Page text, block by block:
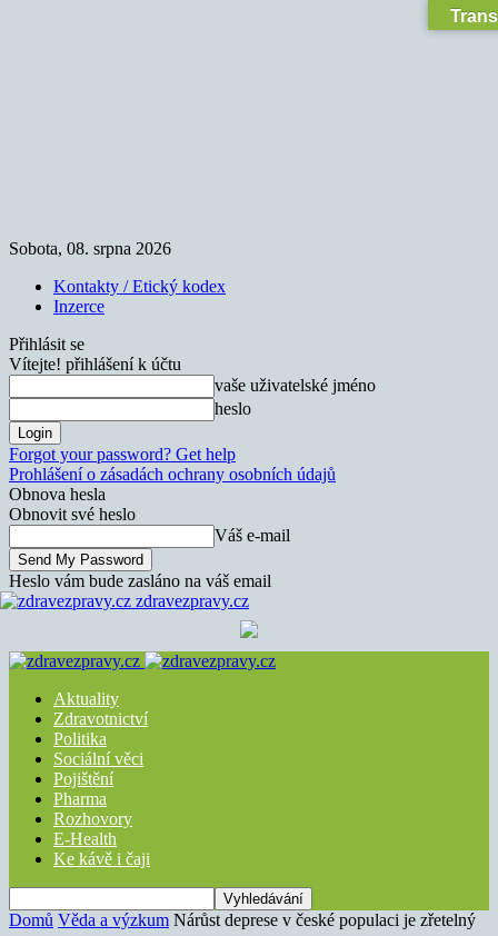
Sobota, 08. srpna 2026
Kontakty / Etický kodex
Inzerce
Přihlásit se
Vítejte! přihlášení k účtu
vaše uživatelské jméno
heslo
Forgot your password? Get help
Prohlášení o zásadách ochrany osobních údajů
Obnova hesla
Obnovit své heslo
Váš e-mail
Heslo vám bude zasláno na váš email
zdravezpravy.cz
Aktuality
Zdravotnictví
Politika
Sociální věci
Pojištění
Pharma
Rozhovory
E-Health
Ke kávě i čaji
Domů Věda a výzkum Nárůst deprese v české populaci je zřetelný